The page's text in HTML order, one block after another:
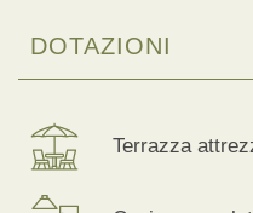
DOTAZIONI
Terrazza